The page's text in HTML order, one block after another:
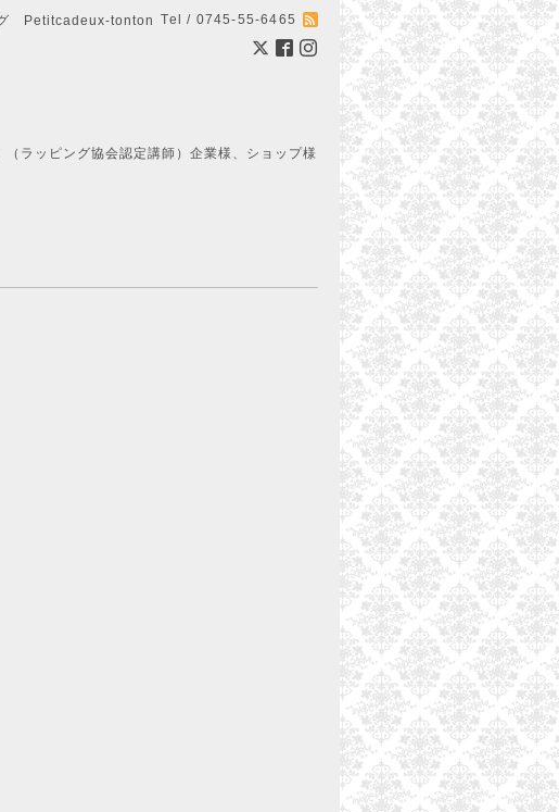
Petitcadeux-tonton Tel / 0745-55-6465
ラッピング協会認定講師）企業様、ショップ様